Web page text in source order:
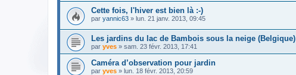
Cette fois, l'hiver est bien là :-)
par yannic63 » lun. 21 janv. 2013, 09:45
Les jardins du lac de Bambois sous la neige (Belgique)
par yves » sam. 23 févr. 2013, 17:41
Caméra d’observation pour jardin
par yves » lun. 18 févr. 2013, 20:59